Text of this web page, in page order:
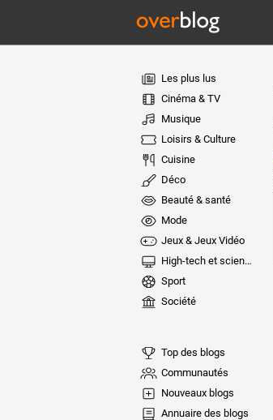
Les plus lus
Cinéma & TV
Musique
Loisirs & Culture
Cuisine
Déco
Beauté & santé
Mode
Jeux & Jeux Vidéo
High-tech et sciences
Sport
Société
Top des blogs
Communautés
Nouveaux blogs
Annuaire des blogs